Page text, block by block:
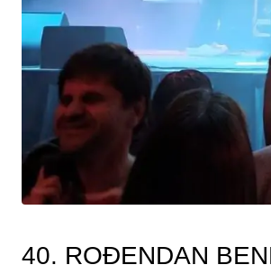
40. ROĐENDAN